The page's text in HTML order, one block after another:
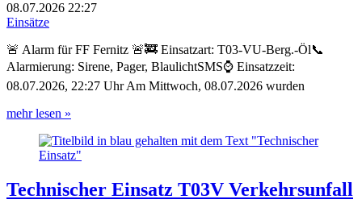
08.07.2026 22:27
Einsätze
🚨 Alarm für FF Fernitz 🚨🚒 Einsatzart: T03-VU-Berg.-Öl📞
Alarmierung: Sirene, Pager, BlaulichtSMS⌚ Einsatzzeit:
08.07.2026, 22:27 Uhr Am Mittwoch, 08.07.2026 wurden
mehr lesen »
Technischer Einsatz T03V Verkehrsunfall